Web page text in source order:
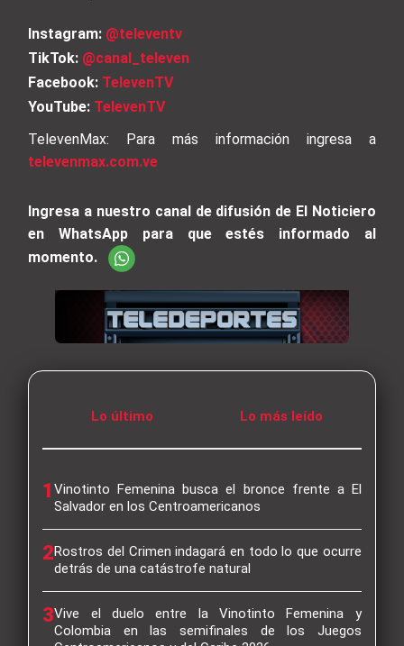
Instagram: @televentv
TikTok: @canal_televen
Facebook: TelevenTV
YouTube: TelevenTV
TelevenMax: Para más información ingresa a
televenmax.com.ve
Ingresa a nuestro canal de difusión de El Noticiero
en WhatsApp para que estés informado al
momento.
Lo último Lo más leído
1Vinotinto Femenina busca el bronce frente a El
Salvador en los Centroamericanos
2Rostros del Crimen indagará en todo lo que ocurre
detrás de una catástrofe natural
3Vive el duelo entre la Vinotinto Femenina y
Colombia en las semifinales de los Juegos